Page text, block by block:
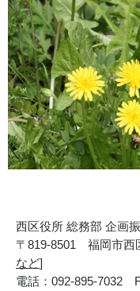
西区役所 総務部 企画
〒819-8501 福岡市西
など]
電話：092-895-7032